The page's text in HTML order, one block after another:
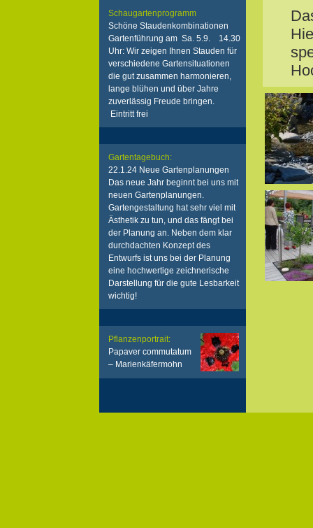
Schaugartenprogramm
Schöne Staudenkombinationen
Gartenführung am Sa. 5.9. 14.30
Uhr: Wir zeigen Ihnen Stauden für
verschiedene Gartensituationen
die gut zusammen harmonieren,
lange blühen und über Jahre
zuverlässig Freude bringen.
Eintritt frei
Gartentagebuch:
22.1.24 Neue Gartenplanungen
Das neue Jahr beginnt bei uns mit
neuen Gartenplanungen.
Gartengestaltung hat sehr viel mit
Ästhetik zu tun, und das fängt bei
der Planung an. Neben dem klar
durchdachten Konzept des
Entwurfs ist uns bei der Planung
eine hochwertige zeichnerische
Darstellung für die gute Lesbarkeit
wichtig!
Pflanzenportrait:
Papaver commutatum
– Marienkäfermohn